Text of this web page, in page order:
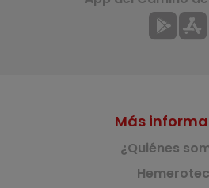
Más
¿Quiénes